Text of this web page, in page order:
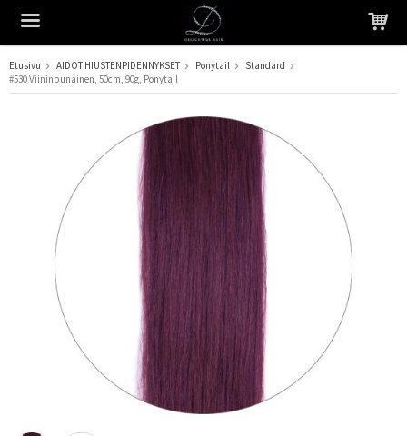
Tuote on lisätty ostoskoriin
Etusivu AIDOT HIUSTENPIDENNYKSET Ponytail
Standard
#530 Viininpunainen, 50cm, 90g, Ponytail